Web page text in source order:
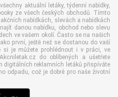
aktuální letáky, týdenní nabídky,
ze všech českých obchodů. Tímto
nabídkách, slevách a nabídkách
danou nabídku, obchod nebo slevu
ve vašem okolí. Často se na našich
první, ještě než se dostanou do vaší
si je můžete prohlédnout i v práci, ve
do oblíbených a ušetřete
digitálních reklamních letáků přispíváte
odpadu, což je dobré pro naše životní